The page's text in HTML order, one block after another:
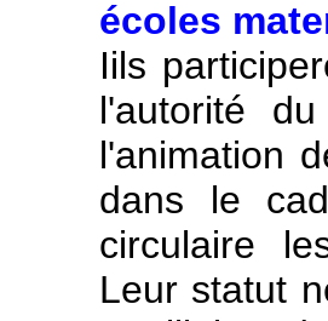
écoles
Iils
l'autorité
l'animation
dans le
circulaire
Leur statut